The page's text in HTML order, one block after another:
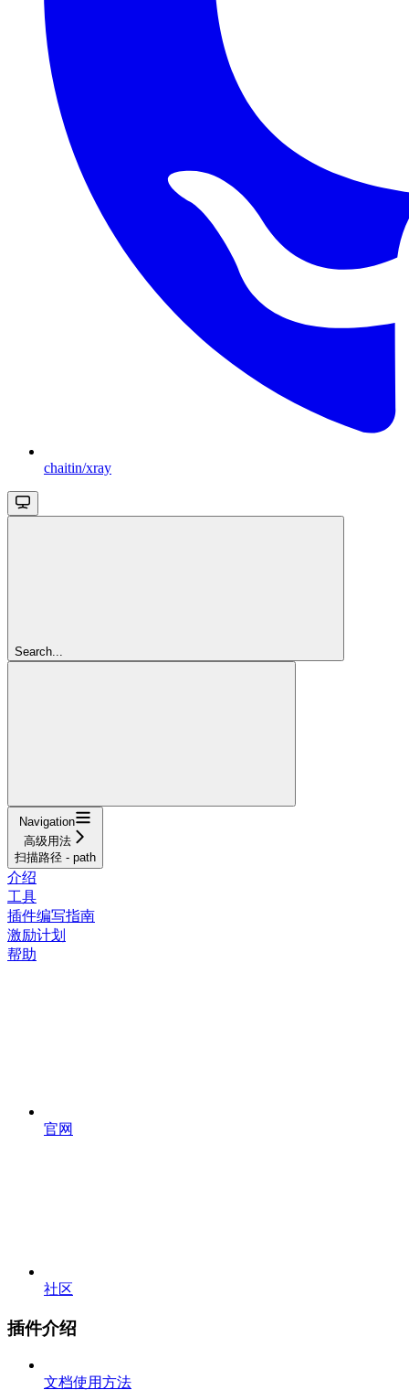
chaitin/xray
Search...
Navigation
高级用法
扫描路径 - path
介绍
工具
插件编写指南
激励计划
帮助
官网
社区
插件介绍
文档使用方法